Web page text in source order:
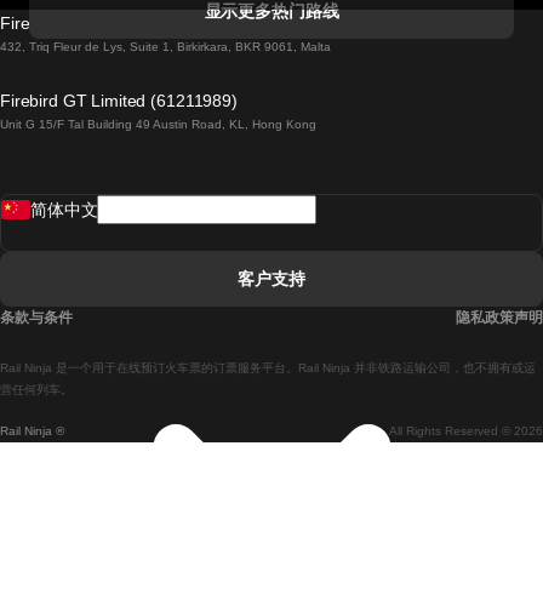
都柏林開往戈尔韦的列車
羅馬開往拿坡里的列車
馬德里開往巴塞罗那的列車
显示更多热门路线
Firebird GT Limited (OC 1451)
432, Triq Fleur de Lys, Suite 1, Birkirkara, BKR 9061, Malta
Firebird GT Limited (61211989)
Unit G 15/F Tal Building 49 Austin Road, KL, Hong Kong
Rail Ninja ® All Rights Reserved © 2026
Rail Ninja 是一个用于在线预订火车票的订票服务平台。Rail Ninja 并非铁路运输公司，也不拥有或运
营任何列车。
简体中文
客户支持
条款与条件 隐私政策声明